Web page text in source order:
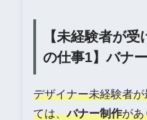
【未経験者が
の仕事1】バナ
デザイナー未経験者
ては、バナー制作があ